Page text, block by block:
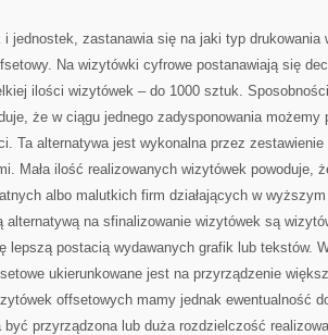
i jednostek, zastanawia się na jaki typ
Na wizytówki cyfrowe postanawiają się
ilości wizytówek – do 1000 sztuk.
że w ciągu jednego zadysponowania możemy
Ta alternatywa jest wykonalna przez
Mała ilość realizowanych wizytówek powoduje,
albo malutkich firm działających w
alternatywą na sfinalizowanie wizytówek są
lepszą postacią wydawanych grafik lub tekstów.
ukierunkowane jest na przyrządzenie
offsetowych mamy jednak ewentualność
być przyrządzona lub duża rozdzielczość